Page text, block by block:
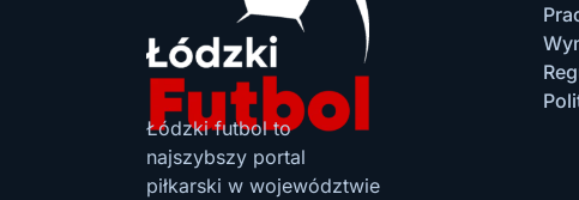
Łódzki futbol to
najszybszy portal
piłkarski w województwie